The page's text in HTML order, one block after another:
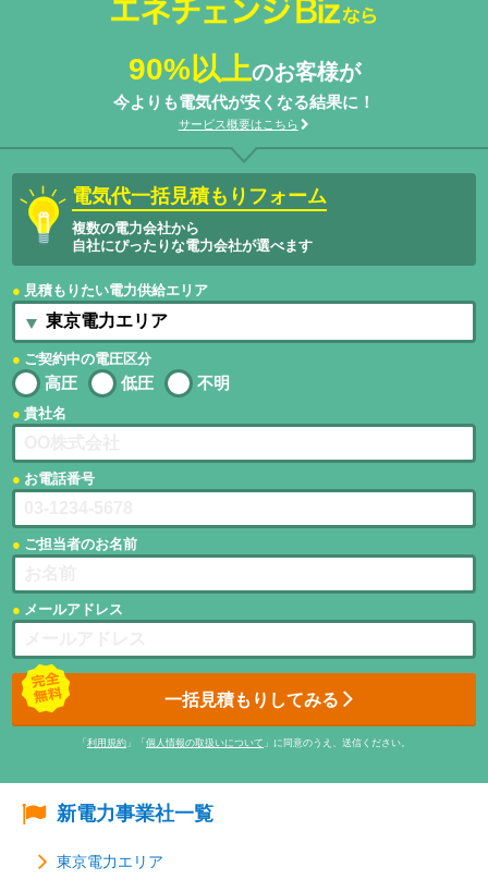
90%以上のお客様が
今よりも電気代が安くなる結果に！
サービス概要はこちら
電気代一括見積もりフォーム
複数の電力会社から
自社にぴったりな電力会社が選べます
見積もりたい電力供給エリア
ご契約中の電圧区分
高圧 低圧 不明
貴社名
お電話番号
ご担当者のお名前
メールアドレス
一括見積もりしてみる
「 利用規約 」「 個人情報の取扱いについて 」に同意のうえ、送信ください。
新電力事業社一覧
東京電力エリア